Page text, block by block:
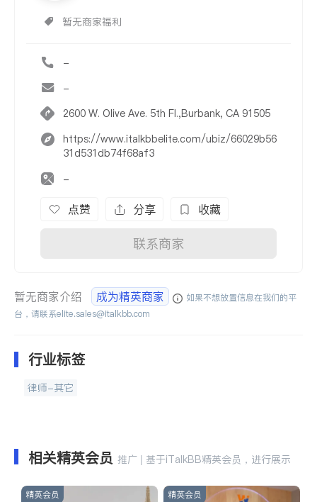
暂无商家福利
-
-
2600 W. Olive Ave. 5th Fl.,Burbank, CA 91505
https://www.italkbbelite.com/ubiz/66029b56
31d531db74f68af3
-
点赞 分享 收藏
联系商家
暂无商家介绍 成为精英商家
如果不想放置信息在我们的平
台，请联系elite.sales@italkbb.com
行业标签
律师-其它
相关精英会员 推广 | 基于iTalkBB精英会员，进行展示
精英会员 精英会员